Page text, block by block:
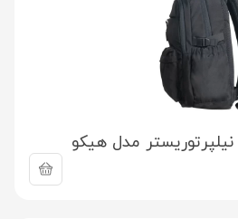
مدل هیکو